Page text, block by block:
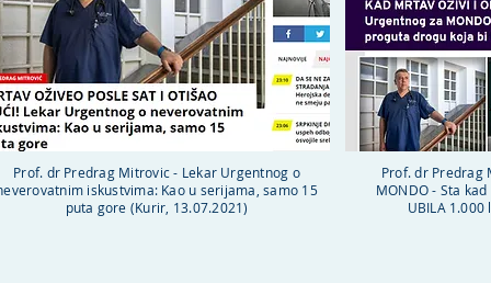
Prof. dr Predrag Mitrovic - Lekar Urgentnog o
iskustvima: Kao u serijama, samo 15
puta gore (Kurir, 13.07.2021)
Prof. dr Predrag
MONDO - Sta
UBILA